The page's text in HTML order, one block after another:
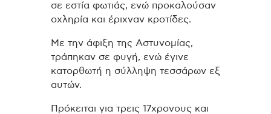
σε εστία φωτιάς, ενώ προκαλούσαν
οχληρία και έριχναν κροτίδες.
Με την άφιξη της Αστυνομίας,
τράπηκαν σε φυγή, ενώ έγινε
κατορθωτή η σύλληψη τεσσάρων εξ
αυτών.
Πρόκειται για τρεις 17χρονους και